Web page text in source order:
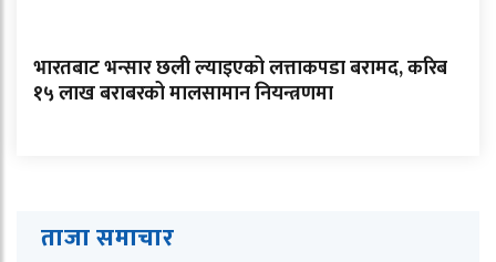
भारतबाट भन्सार छली ल्याइएको लत्ताकपडा बरामद, करिब
१५ लाख बराबरको मालसामान नियन्त्रणमा
ताजा समाचार